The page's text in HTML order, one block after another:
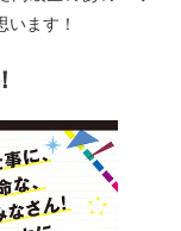
ます！